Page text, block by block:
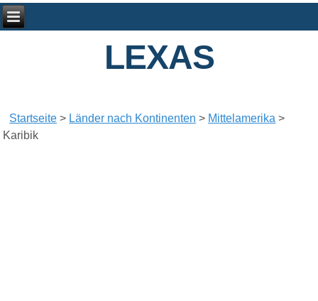
LEXAS
Startseite > Länder nach Kontinenten > Mittelamerika >
Karibik